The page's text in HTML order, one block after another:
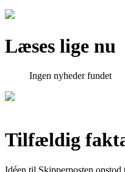
Læses lige nu
Ingen nyheder fundet
Tilfældig
Idéen til Skipperposten